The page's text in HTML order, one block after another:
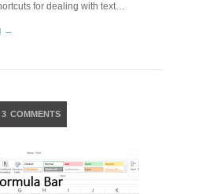
for dealing with text…
→
3 COMMENTS